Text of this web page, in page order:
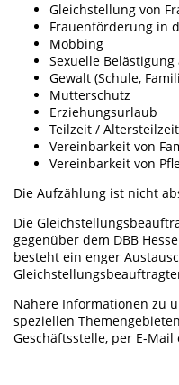
Gleichstellung von
Frauenförderung in
Mobbing
Sexuelle
Gewalt (Schule,
Mutterschutz
Erziehungsurlaub
Teilzeit / Altersteilzeit
Vereinbarkeit von
Vereinbarkeit von
Die Aufzählung ist nicht
Die
gegenüber dem DBB
besteht ein enger
Nähere Informationen zu
speziellen
Geschäftsstelle, per E-